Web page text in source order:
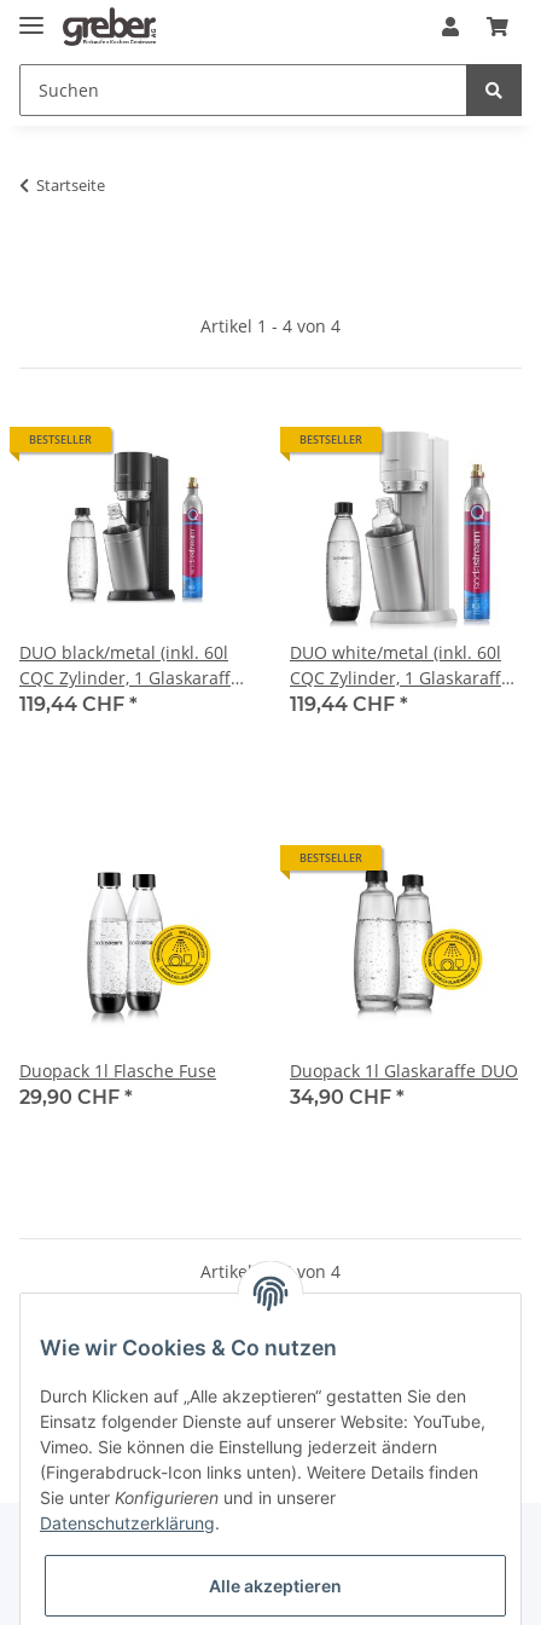
Startseite
Artikel 1 - 4 von 4
BESTSELLER
DUO black/metal (inkl. 60l
CQC Zylinder, 1 Glaskaraffe
1l u. 1 Fuse Flasche 1l)
119,44 CHF *
BESTSELLER
DUO white/metal (inkl. 60l
CQC Zylinder, 1 Glaskaraffe
1l u. 1 Fuse Flasche 1l)
119,44 CHF *
Duopack 1l Flasche Fuse
29,90 CHF *
BESTSELLER
Duopack 1l Glaskaraffe DUO
34,90 CHF *
Artikel 1 - 4 von 4
Kategorien
Wie wir Cookies & Co nutzen
Durch Klicken auf „Alle akzeptieren“ gestatten Sie den
Einsatz folgender Dienste auf unserer Website: YouTube,
Vimeo. Sie können die Einstellung jederzeit ändern
(Fingerabdruck-Icon links unten). Weitere Details finden
Sie unter Konfigurieren und in unserer
Datenschutzerklärung.
Alle akzeptieren